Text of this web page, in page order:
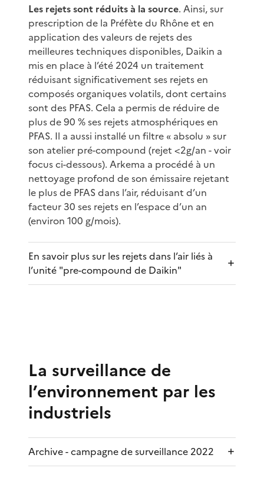
Les rejets sont réduits à la source. Ainsi, sur
prescription de la Préfète du Rhône et en
application des valeurs de rejets des
meilleures techniques disponibles, Daikin a
mis en place à l’été 2024 un traitement
réduisant significativement ses rejets en
composés organiques volatils, dont certains
sont des PFAS. Cela a permis de réduire de
plus de 90 % ses rejets atmosphériques en
PFAS. Il a aussi installé un filtre « absolu » sur
son atelier pré-compound (rejet <2g/an - voir
focus ci-dessous). Arkema a procédé à un
nettoyage profond de son émissaire rejetant
le plus de PFAS dans l’air, réduisant d’un
facteur 30 ses rejets en l’espace d’un an
(environ 100 g/mois).
En savoir plus sur les rejets dans l’air liés à
l’unité "pre-compound de Daikin"
La surveillance de
l’environnement par les
industriels
Archive - campagne de surveillance 2022